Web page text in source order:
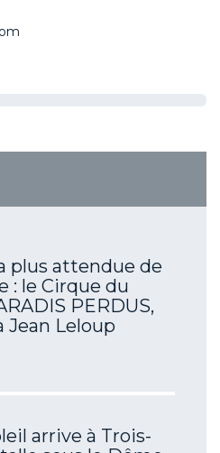
plus attendue de
: le Cirque du
PERDUS,
Jean Leloup
arrive à Trois-